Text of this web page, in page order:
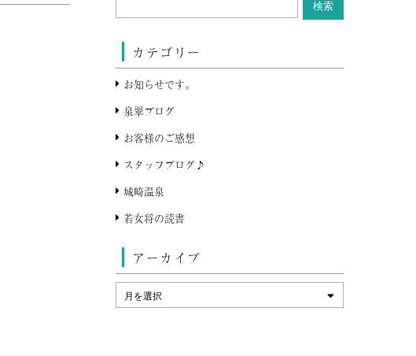
カテゴリー
お知らせです。
泉翠ブログ
お客様のご感想
スタッフブログ♪
城崎温泉
若女将の読書
アーカイブ